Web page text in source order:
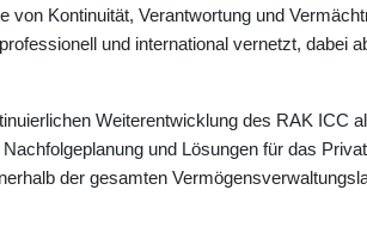
von Kontinuität, Verantwortung und
und international vernetzt, dabei
Weiterentwicklung des RAK ICC
und Lösungen für das
der gesamten